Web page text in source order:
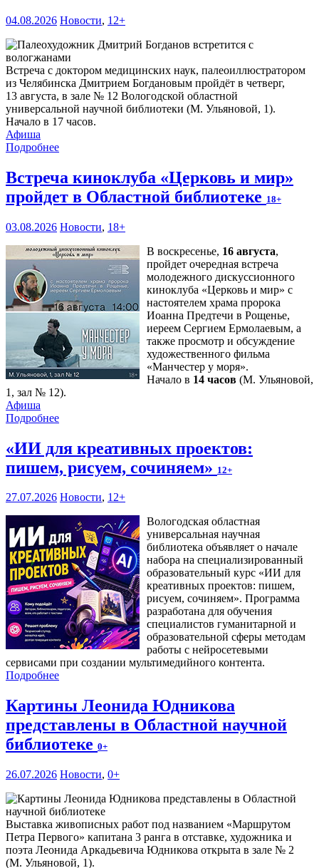
04.08.2026 Новости, 12+
Встреча с доктором медицинских наук, палеоиллюстратором
из Челябинска Дмитрием Богдановым пройдёт в четверг,
13 августа, в зале № 12 Вологодской областной
универсальной научной библиотеки (М. Ульяновой, 1).
Начало в 17 часов.
Афиша
Подробнее
Встреча киноклуба «Церковь и мир»
пройдет в Областной библиотеке 18+
03.08.2026 Новости, 18+
В воскресенье, 16 августа,
пройдет очередная встреча
молодежного дискуссионного
киноклуба «Церковь и мир» с
настоятелем храма пророка
Иоанна Предтечи в Рощенье,
иереем Сергием Ермолаевым, а
также просмотр и обсуждение
художественного фильма
«Манчестер у моря».
Начало в 14 часов (М. Ульяновой,
1, зал № 12).
Афиша
Подробнее
«ИИ для креативных проектов:
пишем, рисуем, сочиняем» 12+
27.07.2026 Новости, 12+
Вологодская областная
универсальная научная
библиотека объявляет о начале
набора на специализированный
образовательный курс «ИИ для
креативных проектов: пишем,
рисуем, сочиняем». Программа
разработана для обучения
специалистов гуманитарной и
образовательной сферы методам
работы с нейросетевыми
сервисами при создании мультимедийного контента.
Подробнее
Картины Леонида Юдникова
представлены в Областной научной
библиотеке 0+
26.07.2026 Новости, 0+
Выставка живописных работ под названием «Маршрутом
Петра Первого» капитана 3 ранга в отставке, художника и
поэта Леонида Аркадьевича Юдникова открыта в зале № 2
(М. Ульяновой, 1).